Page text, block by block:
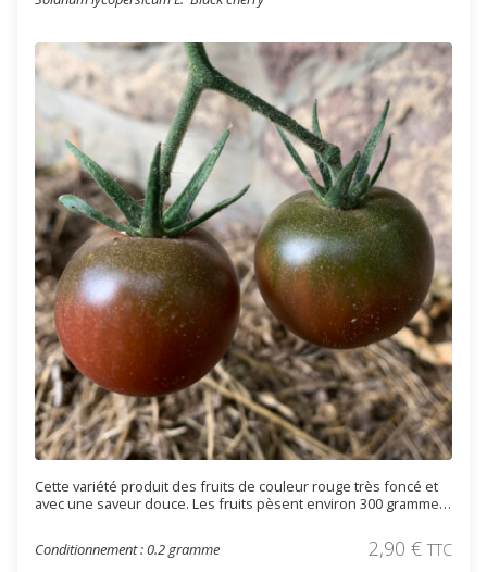
Cette variété produit des fruits de couleur rouge très foncé et
avec une saveur douce. Les fruits pèsent environ 300 grammes.
Conditionnement : 0.2 gramme
2,90 € TTC